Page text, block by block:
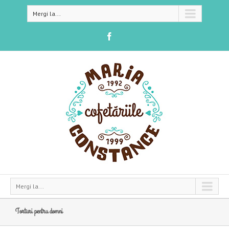
Mergi la...
Mergi la...
Torturi pentru domni